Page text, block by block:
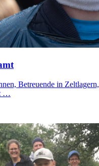
Betreuende in Zeltlagern,
…